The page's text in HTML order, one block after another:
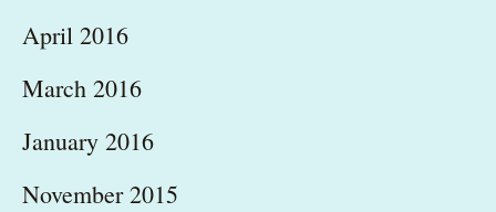
April 2016
March 2016
January 2016
November 2015